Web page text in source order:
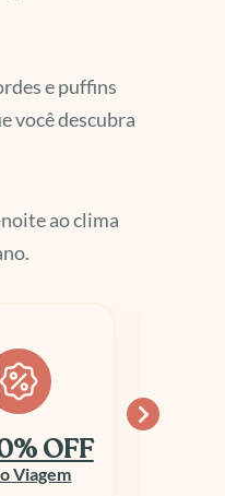
e puffins
você descubra
ao clima
70%